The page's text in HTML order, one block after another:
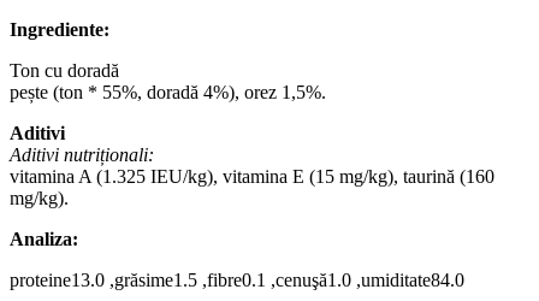
Ingrediente:
Ton cu doradă
pește (ton * 55%, doradă 4%), orez 1,5%.
Aditivi
Aditivi nutriționali:
vitamina A (1.325 IEU/kg), vitamina E (15 mg/kg), taurină (160
mg/kg).
Analiza:
proteine13.0 ,grăsime1.5 ,fibre0.1 ,cenuşă1.0 ,umiditate84.0